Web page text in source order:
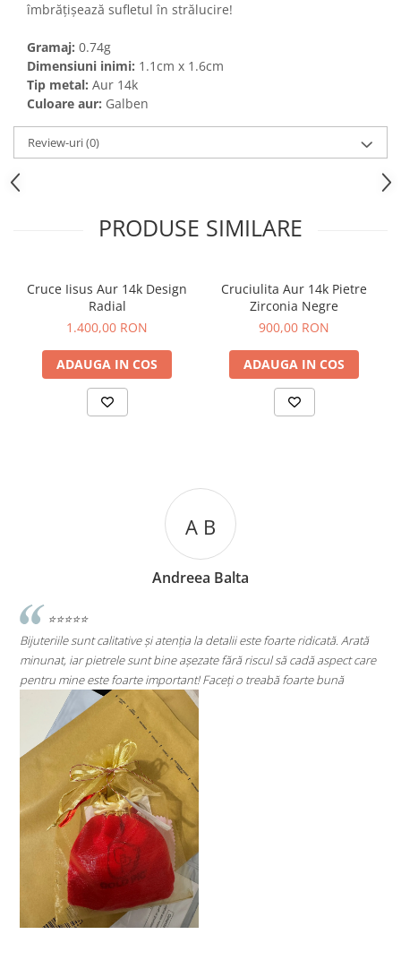
îmbrățișează sufletul în strălucire!
Gramaj: 0.74g
Dimensiuni inimi: 1.1cm x 1.6cm
Tip metal: Aur 14k
Culoare aur: Galben
Review-uri(0)
PRODUSE SIMILARE
Cruce Iisus Aur 14k Design
Radial
1.400,00 RON
ADAUGA IN COS
Cruciulita Aur 14k Pietre
Zirconia Negre
900,00 RON
ADAUGA IN COS
ridicată. Arată
aspect care
bună
Andreea Cicu
⭐⭐⭐⭐⭐
Super mulțumită!! Sunt superbi cerceii!!!